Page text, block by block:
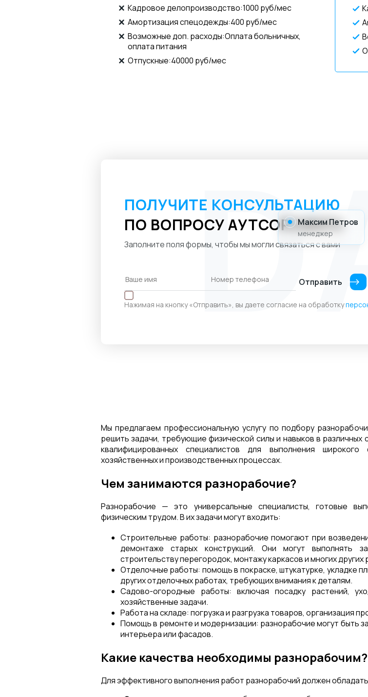
Кадровое делопроизводство:1000 руб/мес
Амортизация спецодежды:400 руб/мес
Возможные доп. расходы:Оплата больничных,
оплата питания
Отпускные:40000 руб/мес
ПОЛУЧИТЕ КОНСУЛЬТАЦИЮ
ПО ВОПРОСУ АУТСОРСИНГА
Заполните поля формы, чтобы мы могли связаться с вами
Нажимая на кнопку «Отправить», вы даете согласие на обработку
Отправить
Максим Петров
менеджер
Мы предлагаем профессиональную услугу по подбору
решить задачи, требующие физической силы и навыков в различных
квалифицированных специалистов для выполнения
хозяйственных и производственных процессах.
Чем занимаются разнорабочие?
Разнорабочие — это универсальные специалисты, готовые
физическим трудом. В их задачи могут входить:
Строительные работы: разнорабочие помогают при
демонтаже старых конструкций. Они могут выполнять
строительству перегородок, монтажу каркасов и многих других
Отделочные работы: помощь в покраске, штукатурке, укладке
других отделочных работах, требующих внимания к деталям.
Садово-огородные работы: включая посадку растений,
хозяйственные задачи.
Работа на складе: погрузка и разгрузка товаров, организация
Помощь в ремонте и модернизации: разнорабочие могут быть
интерьера или фасадов.
Какие качества необходимы разнорабочим?
Для эффективного выполнения работ разнорабочий должен